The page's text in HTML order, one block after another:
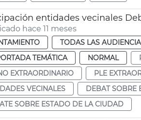
entidades vecinales
hace 11 meses
TODAS LAS
TEMÁTICA
NORMAL
EXTRAORDINARIO
PLE
VECINALES
DEBAT SOBRE
SOBRE ESTADO DE LA CIUDAD